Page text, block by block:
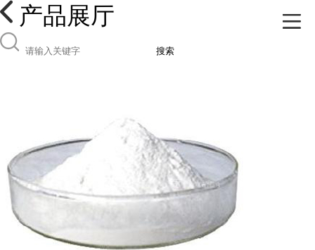
产品展厅
搜索